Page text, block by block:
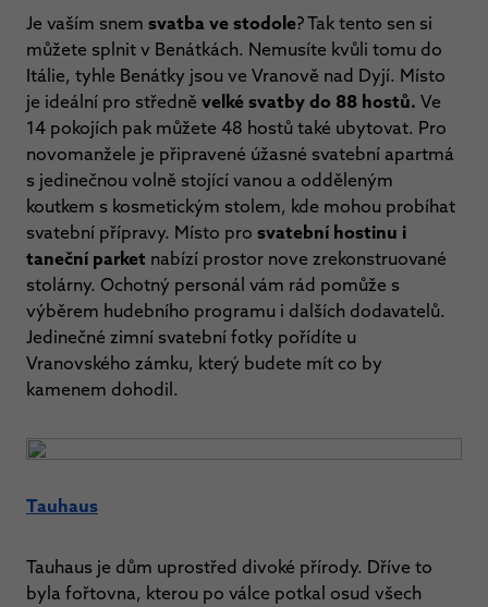
Je vaším snem svatba ve stodole? Tak tento sen si
můžete splnit v Benátkách. Nemusíte kvůli tomu do
Itálie, tyhle Benátky jsou ve Vranově nad Dyjí. Místo
je ideální pro středně velké svatby do 88 hostů. Ve
14 pokojích pak můžete 48 hostů také ubytovat. Pro
novomanžele je připravené úžasné svatební apartmá
s jedinečnou volně stojící vanou a odděleným
koutkem s kosmetickým stolem, kde mohou probíhat
svatební přípravy. Místo pro svatební hostinu i
taneční parket nabízí prostor nove zrekonstruované
stolárny. Ochotný personál vám rád pomůže s
výběrem hudebního programu i dalších dodavatelů.
Jedinečné zimní svatební fotky pořídíte u
Vranovského zámku, který budete mít co by
kamenem dohodil.
Tauhaus
Tauhaus je dům uprostřed divoké přírody. Dříve to
byla fořtovna, kterou po válce potkal osud všech